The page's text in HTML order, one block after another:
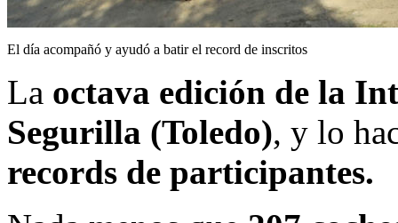
El día acompañó y ayudó a batir el record de inscritos
La octava edición de la
Segurilla (Toledo), y lo
records de participantes.